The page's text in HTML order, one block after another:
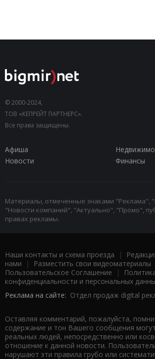
© 2000-2024,
ТОВ «КЕПРЕЙТ ПАРТНЕРС».
Все права защищены.
Афиша
Новости
Финансы
Материалы, отмеченные знаками "Реклама",
"Новости компаний", "Актуально", "Промо",
правах рекламы.
Наши контакты и схема проезда |
нами | Разместить свои видеоматериалы
Пользовательское Соглашение |
конфиденциальности и персональных
Реклама на сайте: Отдел продаж digital
Оставляя комментарий, пожалуйста,
содержание и тон Вашего сообщения
реальных людей, непосредственно или
отношение к данной новости.
нарушают эти правила грубо или